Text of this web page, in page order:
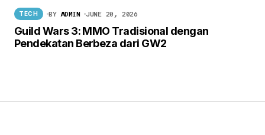
TECH BY ADMIN JUNE 20, 2026
Guild Wars 3: MMO Tradisional dengan
Pendekatan Berbeza dari GW2